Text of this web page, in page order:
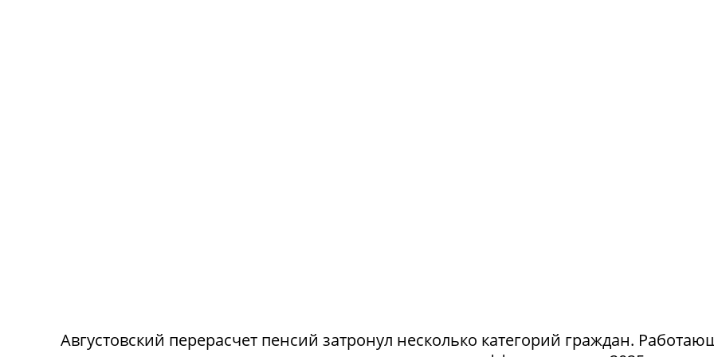
Августовский перерасчет пенсий затронул несколько категорий граждан.